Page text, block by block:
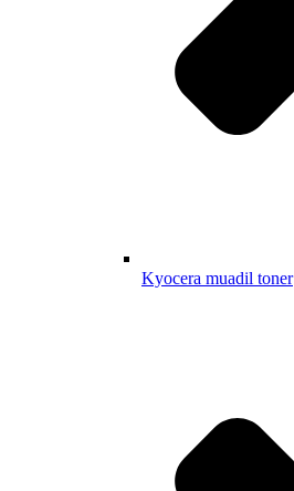
Kyocera muadil toner